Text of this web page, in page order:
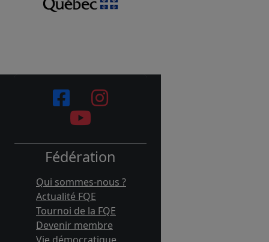
Fédération
Qui sommes-nous ?
Actualité FQE
Tournoi de la FQE
Devenir membre